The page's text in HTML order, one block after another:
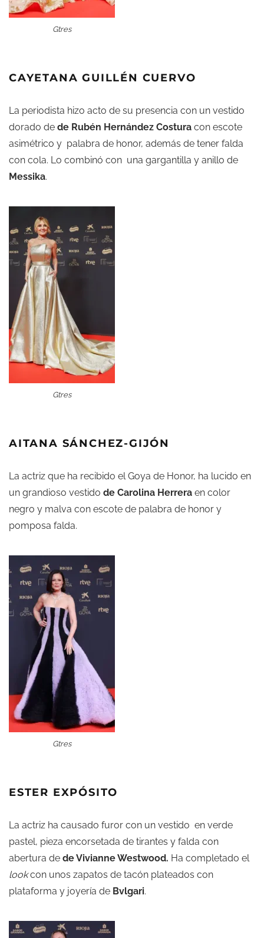
Gtres
CAYETANA GUILLÉN CUERVO
La periodista hizo acto de su presencia con un vestido
dorado de de Rubén Hernández Costura con escote
asimétrico y palabra de honor, además de tener falda
con cola. Lo combinó con una gargantilla y anillo de
Messika.
Gtres
AITANA SÁNCHEZ-GIJÓN
La actriz que ha recibido el Goya de Honor, ha lucido en
un grandioso vestido de Carolina Herrera en color
negro y malva con escote de palabra de honor y
pomposa falda.
Gtres
ESTER EXPÓSITO
La actriz ha causado furor con un vestido en verde
pastel, pieza encorsetada de tirantes y falda con
abertura de de Vivianne Westwood. Ha completado el
lookcon unos zapatos de tacón plateados con
plataforma y joyería de Bvlgari.